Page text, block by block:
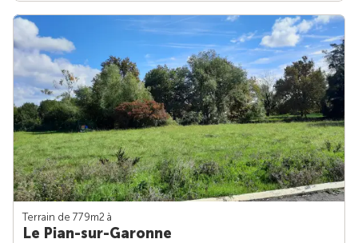
Terrain de 779m2 à
Le Pian-sur-Garonne